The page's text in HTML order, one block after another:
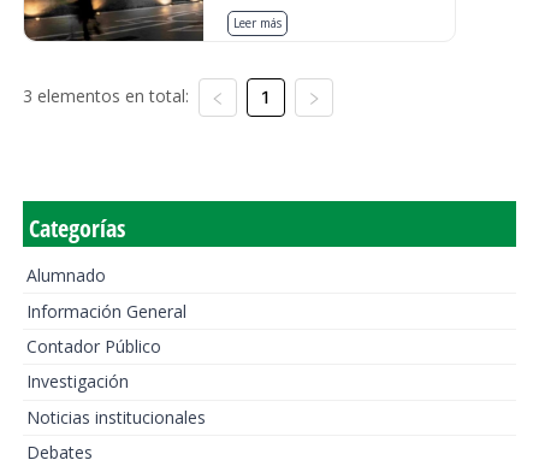
Leer más
3 elementos en total: 1
Categorías
Alumnado
Información General
Contador Público
Investigación
Noticias institucionales
Debates